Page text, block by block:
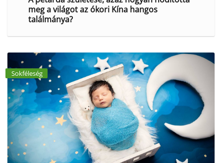
meg a világot az ókori Kína hangos
találmánya?
Sokféleség